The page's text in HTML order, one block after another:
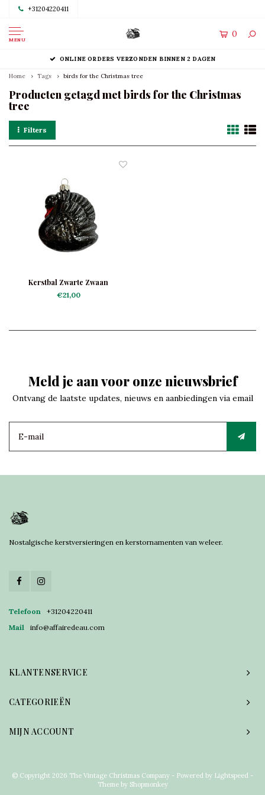
+31204220411
MENU
0
ONLINE ORDERS VERZONDEN BINNEN 2 DAGEN
Home Tags birds for the Christmas tree
Producten getagd met birds for the Christmas
tree
Filters
Kerstbal Zwarte Zwaan
€21,00
Meld je aan voor onze nieuwsbrief
Ontvang de laatste updates, nieuws en aanbiedingen via email
Nostalgische kerstversieringen en kerstornamenten van weleer.
Telefoon
+31204220411
Mail
info@affairedeau.com
KLANTENSERVICE
CATEGORIEËN
MIJN ACCOUNT
© Copyright 2026 The Vintage Christmas Company - Powered by Lightspeed -
Theme by Shopmonkey